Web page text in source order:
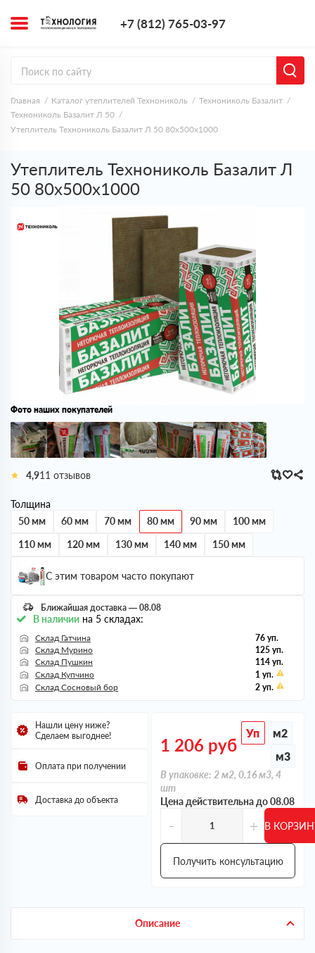
+7 (812) 765-03-97
Главная Каталог утеплителей Технониколь
Технониколь Базалит
Технониколь Базалит Л 50
Утеплитель Технониколь Базалит Л 50 80х500х1000
Утеплитель Технониколь Базалит Л
50 80х500х1000
Фото наших покупателей
4,9 11 отзывов
Толщина
50 мм
60 мм 70 мм 80 мм 90 мм
100 мм
110 мм
120 мм 130 мм 140 мм 150 мм
С этим товаром часто покупают
Ближайшая доставка — 08.08
В наличии на 5 складах:
Склад Гатчина
76 уп.
Склад Мурино
125 уп.
Склад Пушкин
114 уп.
Склад Купчино
1 уп.
Склад Сосновый бор
2 уп.
1 206 руб
Уп
м2
м3
В упаковке: 2 м2, 0.16 м3, 4
шт
Цена действительна до 08.08
- + В
Получить консультацию
Нашли цену ниже?
Сделаем выгоднее!
Оплата при получении
Доставка до объекта
Описание